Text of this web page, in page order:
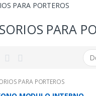
PARA PORTEROS
PARA
PARA PORTEROS